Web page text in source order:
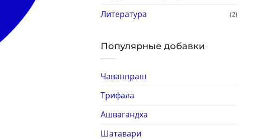
Литература (2)
Популярные добавки
Чаванпраш
Трифала
Ашвагандха
Шатавари